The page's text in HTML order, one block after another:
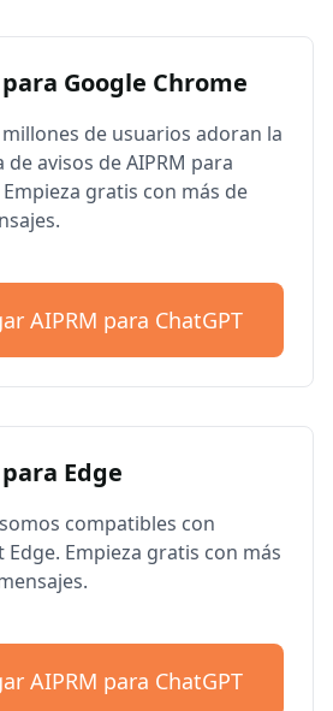
Google Chrome
de usuarios adoran la
de avisos de AIPRM para
Empieza gratis con más de
AIPRM para ChatGPT
Edge
compatibles con
Empieza gratis con más
AIPRM para ChatGPT